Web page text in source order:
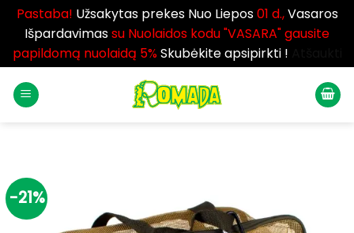
Pastaba! Užsakytas prekes Nuo Liepos01 d.,Vasaros
Išpardavimassu Nuolaidos kodu "VASARA" gausite
papildomą nuolaidą 5%Skubėkite apsipirkti !
-21%